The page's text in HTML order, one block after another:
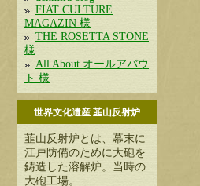
FIAT CULTURE
MAGAZIN 様
THE ROSETTA STONE
様
All About オールアバウ
ト 様
世界文化遺産 韮山反射炉
韮山反射炉とは、幕末に
江戸防備のために大砲を
鋳造した溶解炉。当時の
大砲工場。